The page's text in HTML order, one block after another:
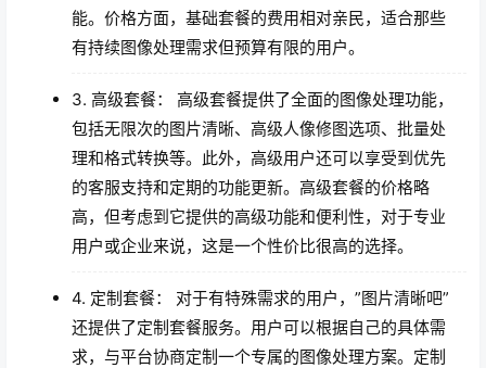
能。价格方面，基础套餐的费用相对亲民，适合那些
有持续图像处理需求但预算有限的用户。
3. 高级套餐： 高级套餐提供了全面的图像处理功能，
包括无限次的图片清晰、高级人像修图选项、批量处
理和格式转换等。此外，高级用户还可以享受到优先
的客服支持和定期的功能更新。高级套餐的价格略
高，但考虑到它提供的高级功能和便利性，对于专业
用户或企业来说，这是一个性价比很高的选择。
4. 定制套餐： 对于有特殊需求的用户，”图片清晰吧”
还提供了定制套餐服务。用户可以根据自己的具体需
求，与平台协商定制一个专属的图像处理方案。定制